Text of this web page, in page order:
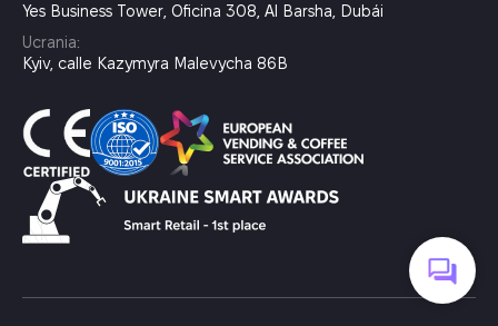
Yes Business Tower, Oficina 308, Al Barsha, Dubái
Ucrania:
Kyiv, calle Kazymyra Malevycha 86B